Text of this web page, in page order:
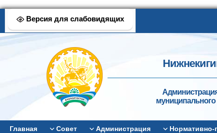
Версия для слабовидящих
муниципального
Главная Совет Администрация